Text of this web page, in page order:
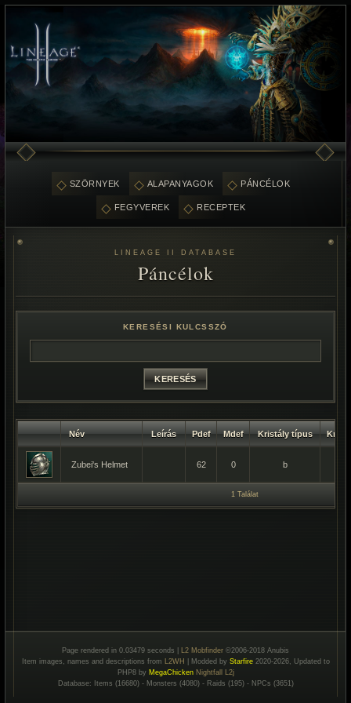
SZÖRNYEK ALAPANYAGOK PÁNCÉLOK
FEGYVEREK RECEPTEK
LINEAGE II DATABASE
Páncélok
KERESÉSI KULCSSZÓ
Név Leírás Pdef Mdef Kristály típus
Zubei's Helmet 62 0 b
1 Találat
Page rendered in 0.03479 seconds | L2 Mobfinder ©2006-2018 Anubis
Item images, names and descriptions from L2WH | Modded by Starfire2020-2026, Updated to
PHP8 by MegaChicken Nightfall L2j
Database: Items (16680) - Monsters (4080) - Raids (195) - NPCs (3651)